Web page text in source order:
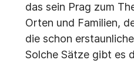
das sein Prag zum
Orten und Familien,
die schon
Solche Sätze gibt es